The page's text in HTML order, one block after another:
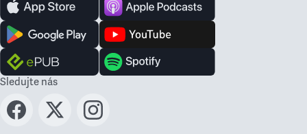
Sledujte nás